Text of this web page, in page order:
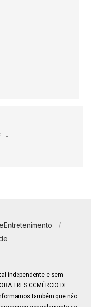
Entretenimento
independente e sem
TRES COMÉRCIO DE
também que não